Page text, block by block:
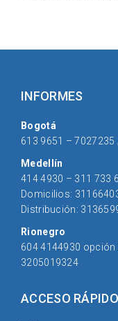
INFORMES
Bogotá
613 9651 –
Medellín
414 4930 – 311 733
Domicilios:
Distribución:
Rionegro
604 4144930 opción
3205019324
ACCESO RÁPIDO